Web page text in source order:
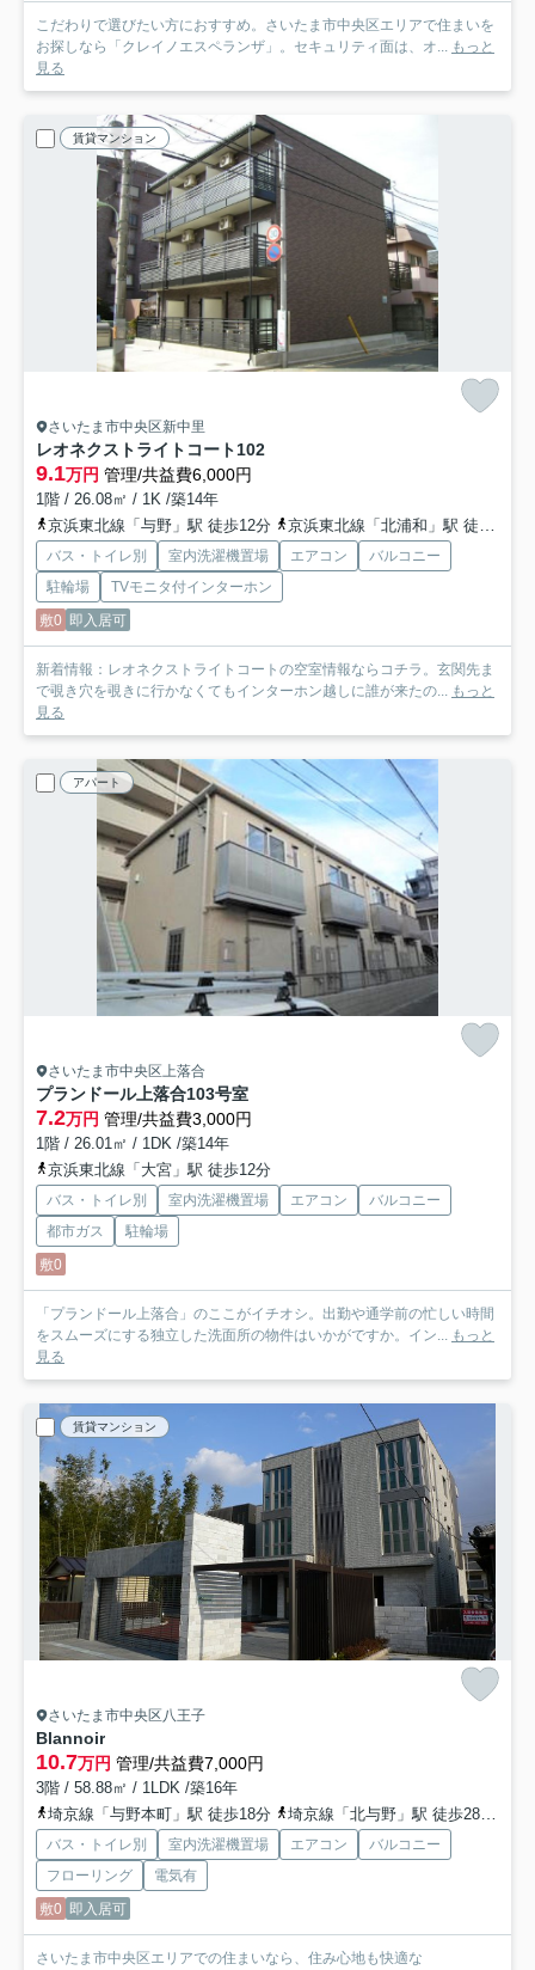
こだわりで選びたい方におすすめ。さいたま市中央区エリアで住まいを
お探しなら「クレイノエスペランザ」。セキュリティ面は、オ... もっと
見る
賃貸マンション
さいたま市中央区新中里
レオネクストライトコート102
9.1万円 管理/共益費6,000円
1階 / 26.08㎡ / 1K /築14年
京浜東北線「与野」駅 徒歩12分
京浜東北線「北浦和」駅 徒歩15分
バス・トイレ別 室内洗濯機置場 エアコン
バルコニー
駐輪場
TVモニタ付インターホン
敷0 即入居可
新着情報：レオネクストライトコートの空室情報ならコチラ。玄関先ま
で覗き穴を覗きに行かなくてもインターホン越しに誰が来たの... もっと
見る
アパート
さいたま市中央区上落合
プランドール上落合103号室
7.2万円 管理/共益費3,000円
1階 / 26.01㎡ / 1DK /築14年
京浜東北線「大宮」駅 徒歩12分
バス・トイレ別 室内洗濯機置場 エアコン
バルコニー
都市ガス
駐輪場
敷0
「プランドール上落合」のここがイチオシ。出勤や通学前の忙しい時間
をスムーズにする独立した洗面所の物件はいかがですか。イン... もっと
見る
賃貸マンション
さいたま市中央区八王子
Blannoir
10.7万円 管理/共益費7,000円
3階 / 58.88㎡ / 1LDK /築16年
埼京線「与野本町」駅 徒歩18分
埼京線「北与野」駅 徒歩28分
バス・トイレ別 室内洗濯機置場 エアコン
バルコニー
フローリング
電気有
敷0 即入居可
さいたま市中央区エリアでの住まいなら、住み心地も快適な